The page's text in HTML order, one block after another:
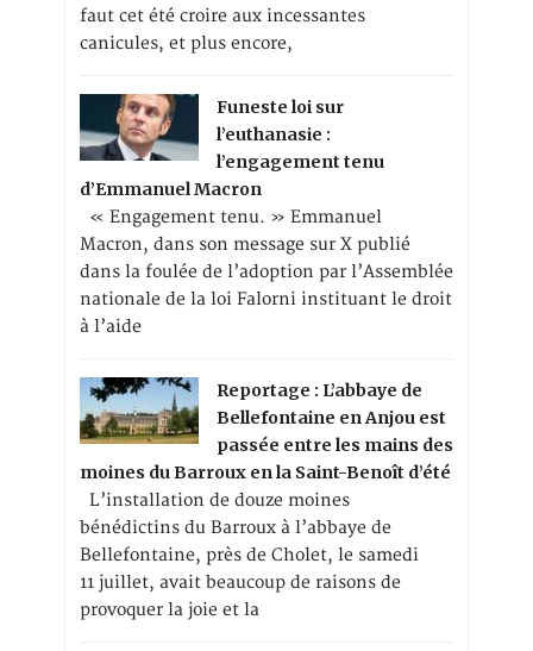
faut cet été croire aux incessantes
canicules, et plus encore,
Funeste loi sur
l’euthanasie :
l’engagement tenu
d’Emmanuel Macron
« Engagement tenu. » Emmanuel
Macron, dans son message sur X publié
dans la foulée de l’adoption par l’Assemblée
nationale de la loi Falorni instituant le droit
à l’aide
Reportage : L’abbaye de
Bellefontaine en Anjou est
passée entre les mains des
moines du Barroux en la Saint-Benoît d’été
L’installation de douze moines
bénédictins du Barroux à l’abbaye de
Bellefontaine, près de Cholet, le samedi
11 juillet, avait beaucoup de raisons de
provoquer la joie et la